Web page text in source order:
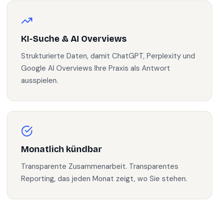
KI-Suche & AI Overviews
Strukturierte Daten, damit ChatGPT, Perplexity und
Google AI Overviews Ihre Praxis als Antwort
ausspielen.
Monatlich kündbar
Transparente Zusammenarbeit. Transparentes
Reporting, das jeden Monat zeigt, wo Sie stehen.